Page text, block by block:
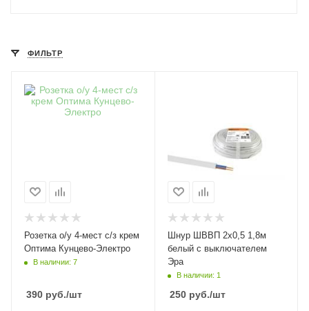
ФИЛЬТР
Розетка о/у 4-мест с/з крем
Оптима Кунцево-Электро
В наличии: 7
390 руб./шт
Шнур ШВВП 2х0,5 1,8м
белый с выключателем
Эра
В наличии: 1
250руб./шт